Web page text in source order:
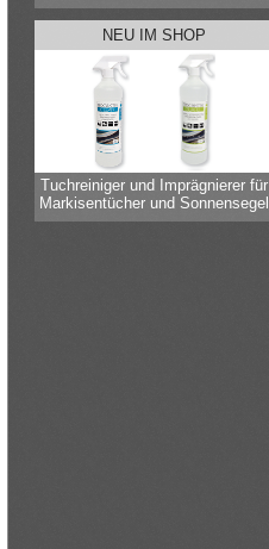
NEU IM SHOP
Tuchreiniger und Imprägnierer für
Markisentücher und Sonnensegel